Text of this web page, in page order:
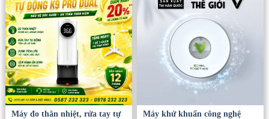
Máy đo thân nhiệt, rửa tay tự
Máy khử khuẩn công nghệ